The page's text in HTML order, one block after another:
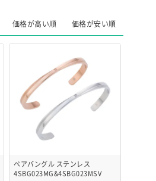
価格が高い順 価格が安い順
ペアバングル ステンレス
4SBG023MG&4SBG023MSV